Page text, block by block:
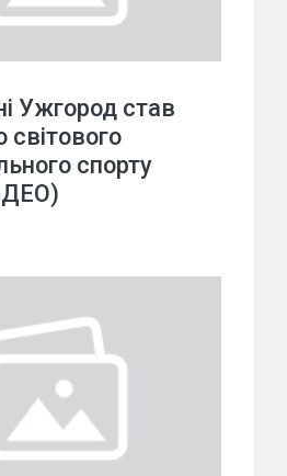
Ужгород став
спорту